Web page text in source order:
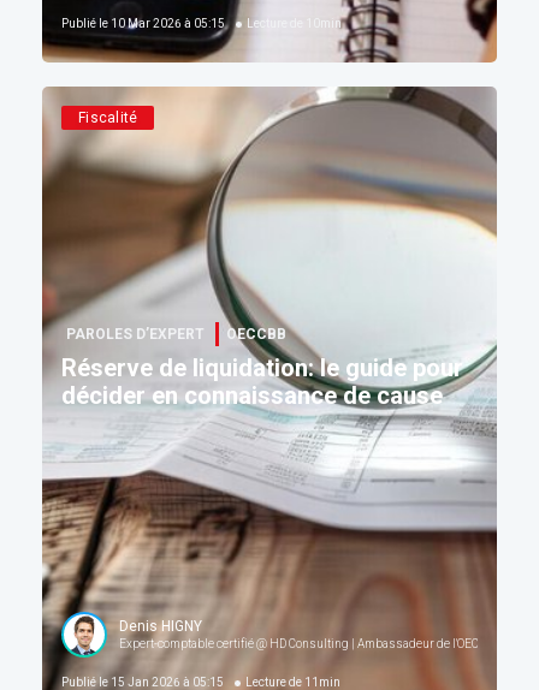
Publié le 10 Mar 2026 à 05:15 Lecture de min
Fiscalité
PAROLES D’EXPERT OECCBB
Réserve de liquidation: le guide pour
décider en connaissance de cause
Denis HIGNY
Expert-comptable certifié @ HD Consulting | Ambassadeur de l'OECCBB
Publié le 15 Jan 2026 à 05:15 Lecture de 11 min